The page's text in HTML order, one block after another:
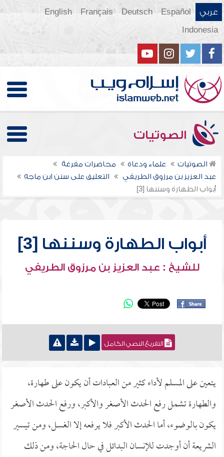
عربي Español
Deutsch
Français
English
Indonesia
الصوتيات
الصوتيات علماء ودعاة
محاضرات مفرغة
عبد العزيز بن مرزوق الطريفي
التعليق على سنن ابن ماجه
أبواب الطهارة وسننها [3]
أبواب الطهارة وسننها [3]
للشيخ : عبد العزيز بن مرزوق الطريفي
التفريغ النصي الكامل
يتعين على المسلم لأداء كثير من العبادات أن يكون على طهارة،
والطهارة تشمل رفع الحدث الأصغر والأكبر، ورفع الحدث الأصغر
يكون بالوضوء، أما الحدث الأكبر فلا يرفعه إلا الغسل، ومن تيسير
الشريعة أن أوجدت للإنسان البدائل في حال الحاجة، ومن ذلك